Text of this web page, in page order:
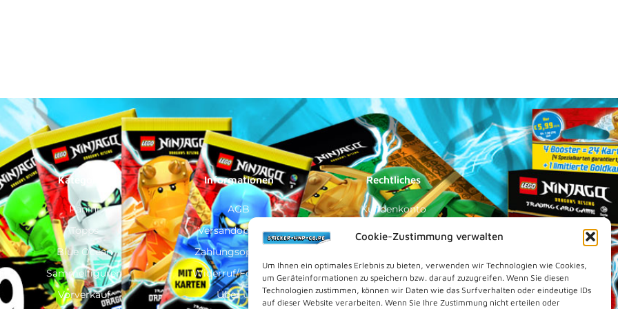
Cookie-Zustimmung verwalten
Um Ihnen ein optimales Erlebnis zu bieten, verwenden wir Technologien wie Cookies,
um Geräteinformationen zu speichern bzw. darauf zuzugreifen. Wenn Sie diesen
Technologien zustimmen, können wir Daten wie das Surfverhalten oder eindeutige IDs
auf dieser Website verarbeiten. Wenn Sie Ihre Zustimmung nicht erteilen oder
Kategorien
Panini
Topps
Blue Ocean
Sammelfiguren
Vorverkauf
Informationen
AGB
Versandoptionen
Zahlungsoptionen
Widerruf/Formular
Über Uns
Rechtliches
Kundenkonto
Impressum
Cookies (EU)
Vertrag widerrufen